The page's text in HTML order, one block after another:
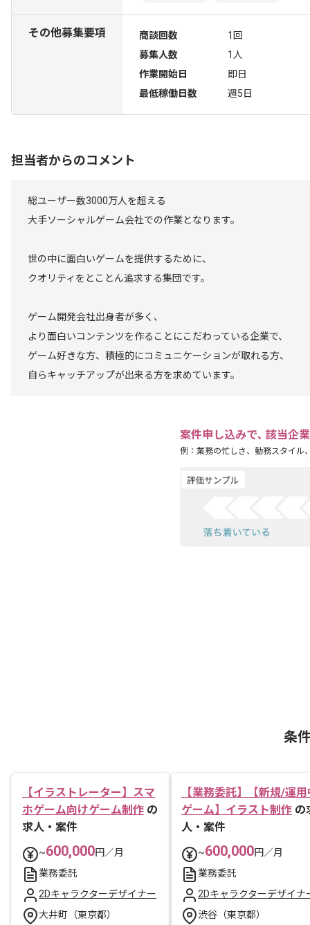
その他募集要項 商談回数
1回
募集人数
1人
作業開始日
即日
最低稼働日数
週5日
担当者からのコメント
総ユーザー数3000万人を超える
大手ソーシャルゲーム会社での作業となります。
世の中に面白いゲームを提供するために、
クオリティをとことん追求する集団です。
ゲーム開発会社出身者が多く、
より面白いコンテンツを作ることにこだわっている企業で、
ゲーム好きな方、積極的にコミュニケーションが取れる方、
自らキャッチアップが出来る方を求めています。
案件申し込みで､ 該当企
例：業務の忙しさ、勤務スタイル
条
【イラストレーター】スマ
ホゲーム向けゲーム制作 の
求人・案件
~600,000円／月
業務委託
2Dキャラクターデザイナー
大井町（東京都）
【業務委託】【新規/運用
ゲーム】イラスト制作 の
人・案件
~600,000円／月
業務委託
2Dキャラクターデザイナ
渋谷（東京都）